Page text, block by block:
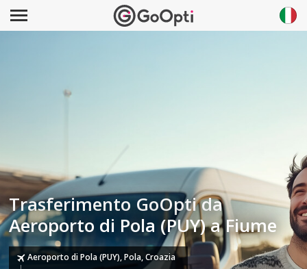
Trasferimento GoOpti da
Aeroporto di Pola (PUY) a Fiume
Aeroporto di Pola (PUY), Pola, Croazia